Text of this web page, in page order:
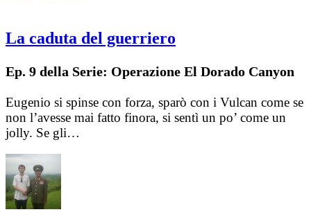
La caduta del guerriero
Ep. 9 della Serie: Operazione El Dorado Canyon
Eugenio si spinse con forza, sparò con i Vulcan come se
non l’avesse mai fatto finora, si sentì un po’ come un
jolly. Se gli…